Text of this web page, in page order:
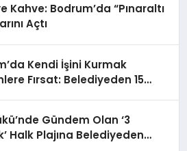
Kahve: Bodrum’da “Pınaraltı
Açtı
Kendi İşini Kurmak
Fırsat: Belediyeden 15
Gündem Olan ‘3
Halk Plajına Belediyeden